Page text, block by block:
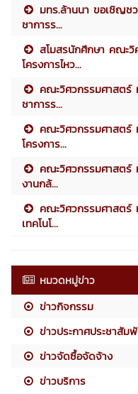
มทร.ล้านนา ขอเชิญช
ชาการร...
สโมสรนักศึกษา คณะ
โครงการไหว...
คณะวิศวกรรมศาสตร์
ชาการร...
คณะวิศวกรรมศาสตร์
โครงการ...
คณะวิศวกรรมศาสตร์
งานกล้...
คณะวิศวกรรมศาสตร์
เทคโนโ...
หมวดหมู่ข่าว
ข่าวกิจกรรม
ข่าวประกาศประชาสัม
ข่าวจัดซื้อจัดจ้าง
ข่าวบริการ